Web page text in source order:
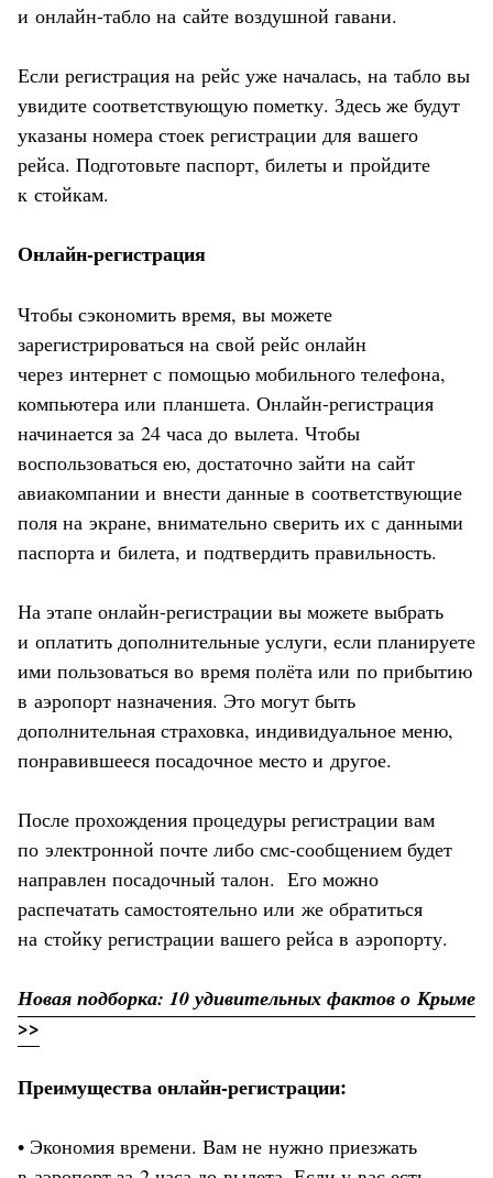
и онлайн-табло на сайте воздушной гавани.
Если регистрация на рейс уже началась, на табло вы
увидите соответствующую пометку. Здесь же будут
указаны номера стоек регистрации для вашего
рейса. Подготовьте паспорт, билеты и пройдите
к стойкам.
Онлайн-регистрация
Чтобы сэкономить время, вы можете
зарегистрироваться на свой рейс онлайн
через интернет с помощью мобильного телефона,
компьютера или планшета. Онлайн-регистрация
начинается за 24 часа до вылета. Чтобы
воспользоваться ею, достаточно зайти на сайт
авиакомпании и внести данные в соответствующие
поля на экране, внимательно сверить их с данными
паспорта и билета, и подтвердить правильность.
На этапе онлайн-регистрации вы можете выбрать
и оплатить дополнительные услуги, если планируете
ими пользоваться во время полёта или по прибытию
в аэропорт назначения. Это могут быть
дополнительная страховка, индивидуальное меню,
понравившееся посадочное место и другое.
После прохождения процедуры регистрации вам
по электронной почте либо смс-сообщением будет
направлен посадочный талон. Его можно
распечатать самостоятельно или же обратиться
на стойку регистрации вашего рейса в аэропорту.
Новая подборка: 10 удивительных фактов о Крыме
>>
Преимущества онлайн-регистрации:
• Экономия времени. Вам не нужно приезжать